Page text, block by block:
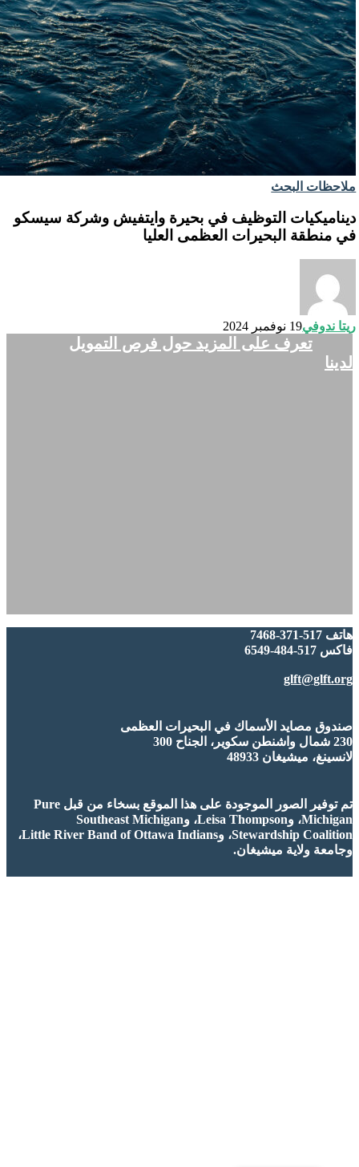
ملاحظات البحث
ديناميكيات التوظيف في بحيرة وايتفيش وشركة سيسكو
في منطقة البحيرات العظمى العليا
ريتا ندوفي19 نوفمبر 2024
تعرف على المزيد حول فرص التمويل
لدينا
هاتف 517-371-7468
فاكس 517-484-6549
glft@glft.org
صندوق مصايد الأسماك في البحيرات العظمى
230 شمال واشنطن سكوير، الجناح 300
لانسينغ، ميشيغان 48933
تم توفير الصور الموجودة على هذا الموقع بسخاء من قبل Pure
Michigan، وLeisa Thompson، وSoutheast Michigan
Stewardship Coalition، وLittle River Band of Ottawa Indians،
وجامعة ولاية ميشيغان.